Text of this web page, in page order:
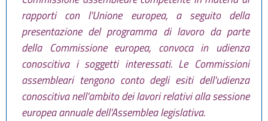
rapporti con l'Unione europea, a seguito della
presentazione del programma di lavoro da parte
della Commissione europea, convoca in udienza
conoscitiva i soggetti interessati. Le Commissioni
assembleari tengono conto degli esiti dell'udienza
conoscitiva nell'ambito dei lavori relativi alla sessione
europea annuale dell'Assemblea legislativa.